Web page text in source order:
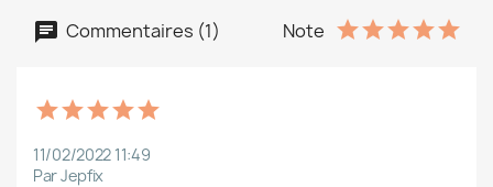
Commentaires (1) Note
11/02/2022 11:49
Par Jepfix